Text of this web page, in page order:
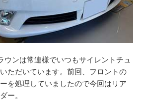
ウンは常連様でいつもサイレントチュ
ただいています。前回、フロントの
を処理していましたので今回はリア
ー。